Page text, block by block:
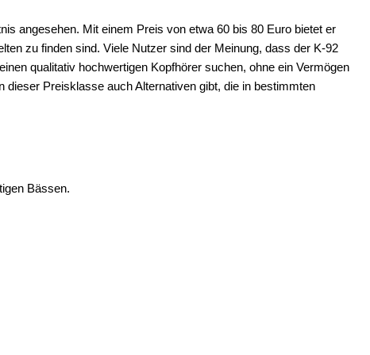
angesehen. Mit einem Preis von etwa 60 bis 80 Euro bietet er
zu finden sind. Viele Nutzer sind der Meinung, dass der K-92
qualitativ hochwertigen Kopfhörer suchen, ohne ein Vermögen
Preisklasse auch Alternativen gibt, die in bestimmten
Bässen.